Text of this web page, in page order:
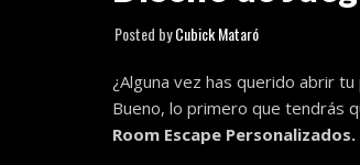
Posted byCubick Mataró
¿Alguna vez has querido abrir
Bueno, lo primero que tendrás
Room Escape Personalizados.